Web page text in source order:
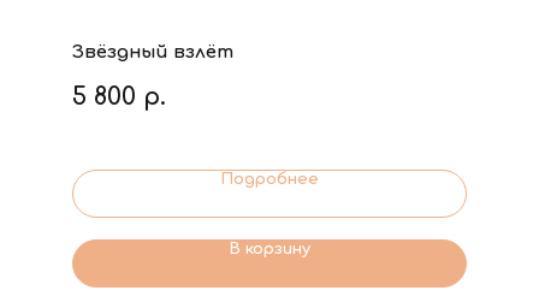
Звёздный взлёт
5 800 р.
Подробнее
В корзину